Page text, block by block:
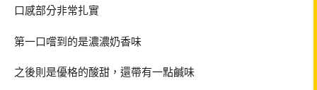
口感部分非常扎實
第一口嚐到的是濃濃奶香味
之後則是優格的酸甜，還帶有一點鹹味